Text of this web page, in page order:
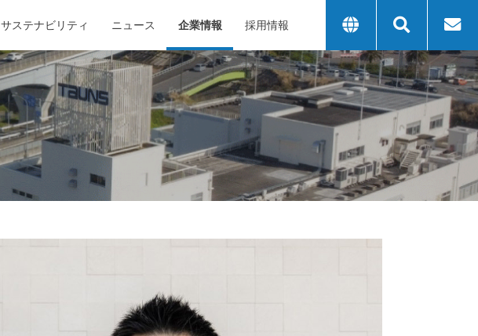
サステナビリティ ニュース 企業情報 採用情報